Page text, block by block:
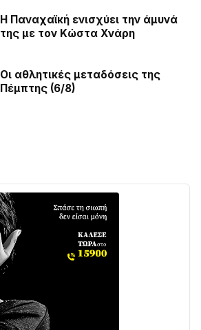
Η Παναχαϊκή ενισχύει την άμυνά
της με τον Κώστα Χνάρη
Οι αθλητικές μεταδόσεις της
Πέμπτης (6/8)